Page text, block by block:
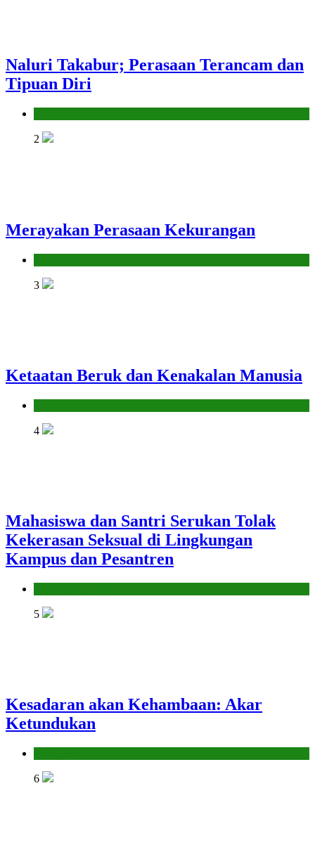
Naluri Takabur; Perasaan Terancam dan
Tipuan Diri
2
Merayakan Perasaan Kekurangan
3
Ketaatan Beruk dan Kenakalan Manusia
4
Mahasiswa dan Santri Serukan Tolak
Kekerasan Seksual di Lingkungan
Kampus dan Pesantren
5
Kesadaran akan Kehambaan: Akar
Ketundukan
6